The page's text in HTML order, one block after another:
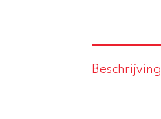
Beschrijving